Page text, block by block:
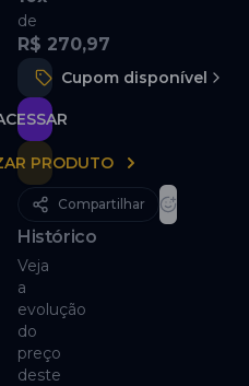
de
R$ 270,97
Cupom disponível
PRODUTO
Compartilhar
Histórico
Veja
a
evolução
do
preço
deste